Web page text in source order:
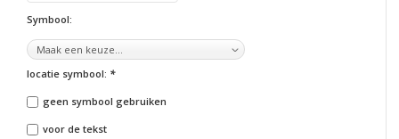
Symbool:
locatie symbool: *
geen symbool gebruiken
voor de tekst